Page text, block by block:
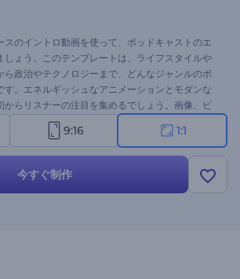
スのイントロ動画を使って、ポッドキャストのエ
しょう。このテンプレートは、ライフスタイルや
ら政治やテクノロジーまで、どんなジャンルのポ
す。エネルギッシュなアニメーションとモダンな
からリスナーの注目を集めるでしょう。画像、ビ
シーンをパーソナライズするだけです。今すぐ作
ードをプロフェッショナルなイントロで始めまし
9:16 1:1
今すぐ制作